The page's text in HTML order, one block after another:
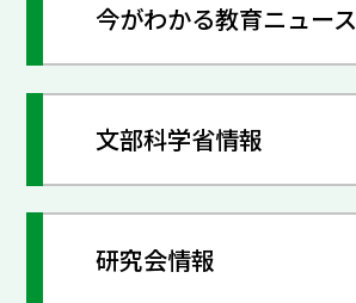
今がわかる教育ニュース
文部科学省情報
研究会情報